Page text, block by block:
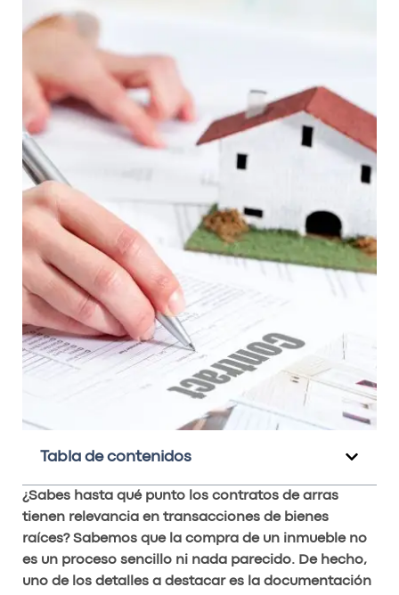
Tabla de contenidos
¿Sabes hasta qué punto los contratos de arras
tienen relevancia en transacciones de bienes
raíces? Sabemos que la compra de un inmueble no
es un proceso sencillo ni nada parecido. De hecho,
uno de los detalles a destacar es la documentación